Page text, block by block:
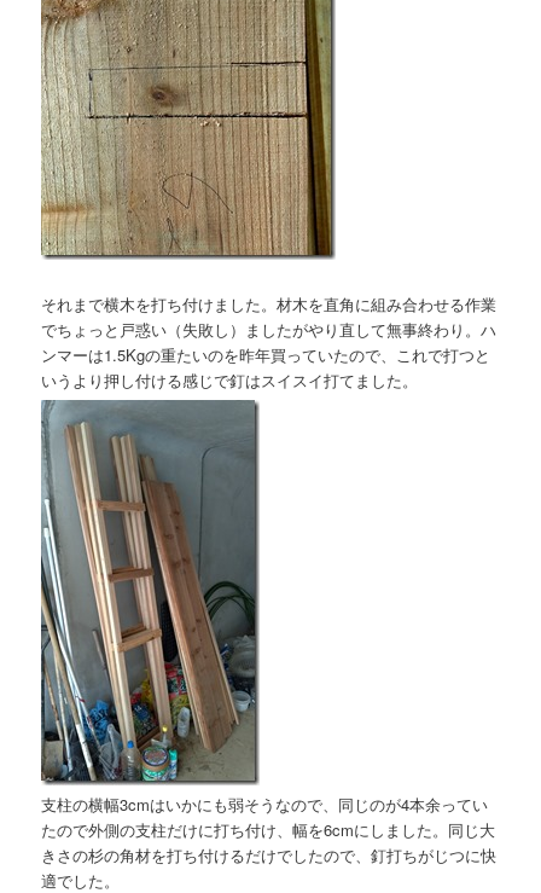
それまで横木を打ち付けました。材木を直角に組み合わせる作業
でちょっと戸惑い（失敗し）ましたがやり直して無事終わり。ハ
ンマーは1.5Kgの重たいのを昨年買っていたので、これで打つと
いうより押し付ける感じで釘はスイスイ打てました。
支柱の横幅3cmはいかにも弱そうなので、同じのが4本余ってい
たので外側の支柱だけに打ち付け、幅を6cmにしました。同じ大
きさの杉の角材を打ち付けるだけでしたので、釘打ちがじつに快
適でした。